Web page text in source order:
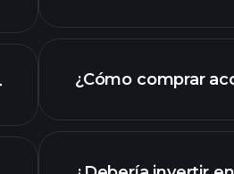
¿Cómo comprar